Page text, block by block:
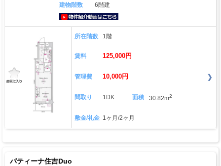
建物階数
6階建
所在階数 1階
賃料 125,000円
管理費 10,000円
間取り 1DK 面積 30.82m2
敷金/礼金 1ヶ月/2ヶ月
パティーナ住吉Duo